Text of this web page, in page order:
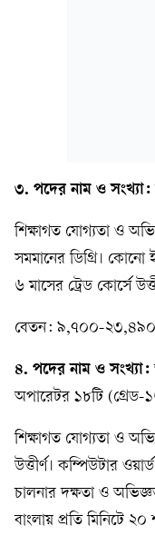
৩. পদের নাম ও সংখ্যা:
শিক্ষাগত যোগ্যতা ও
সমমানের ডিগ্রি। কোনো
৬ মাসের ট্রেড কোর্সে
বেতন: ৯,৭০০-২৩,৪৯০
৪. পদের নাম ও সংখ্যা:
অপারেটর ১৮টি (গ্রেড-
শিক্ষাগত যোগ্যতা ও
উত্তীর্ণ। কম্পিউটার
চালনার দক্ষতা ও
বাংলায় প্রতি মিনিটে